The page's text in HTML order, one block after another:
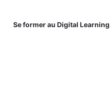
Se former au Digital Learning